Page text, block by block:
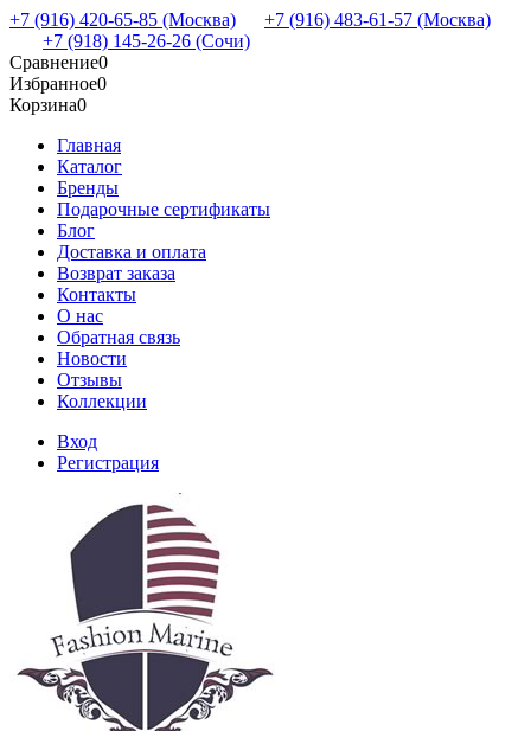
+7 (916) 420-65-85 (Москва)
+7 (916) 483-61-57 (Москва)
+7 (918) 145-26-26 (Сочи)
Сравнение0
Избранное0
Корзина0
Главная
Каталог
Бренды
Подарочные сертификаты
Блог
Доставка и оплата
Возврат заказа
Контакты
О нас
Обратная связь
Новости
Отзывы
Коллекции
Вход
Регистрация